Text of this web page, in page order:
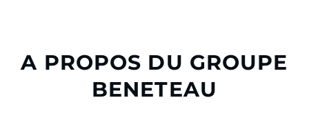
A PROPOS DU GROUPE
BENETEAU